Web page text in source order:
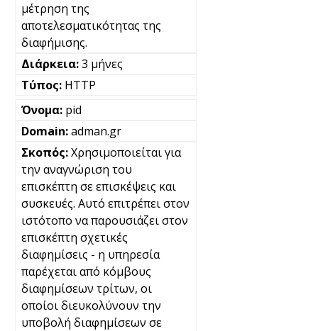
μέτρηση της
αποτελεσματικότητας της
διαφήμισης.
3 μήνες
HTTP
pid
adman.gr
Χρησιμοποιείται για
την αναγνώριση του
επισκέπτη σε επισκέψεις και
συσκευές. Αυτό επιτρέπει στον
ιστότοπο να παρουσιάζει στον
επισκέπτη σχετικές
διαφημίσεις - η υπηρεσία
παρέχεται από κόμβους
διαφημίσεων τρίτων, οι
οποίοι διευκολύνουν την
υποβολή διαφημίσεων σε